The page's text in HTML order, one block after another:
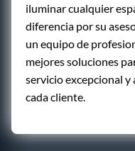
iluminar cualquier
diferencia por su
un equipo de
mejores soluciones
servicio excepcional y
cada cliente.